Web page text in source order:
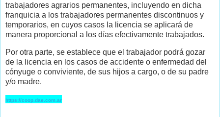
trabajadores agrarios permanentes, incluyendo en dicha
franquicia a los trabajadores permanentes discontinuos y
temporarios, en cuyos casos la licencia se aplicará de
manera proporcional a los días efectivamente trabajados.
Por otra parte, se establece que el trabajador podrá gozar
de la licencia en los casos de accidente o enfermedad del
cónyuge o conviviente, de sus hijos a cargo, o de su padre
y/o madre.
https://coop.dae.com.ar